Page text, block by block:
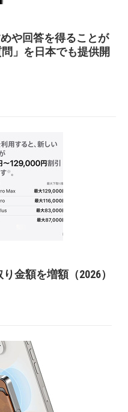
や回答を得ることが
」を日本でも提供開
金額を増額（2026）